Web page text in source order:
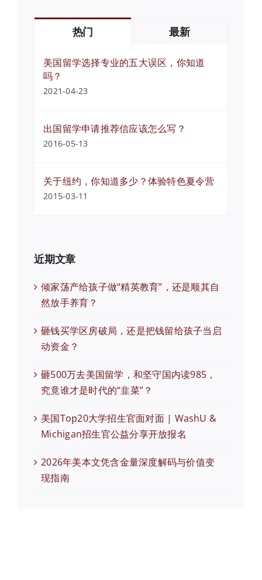
热门 最新
美国留学选择专业的五大误区，你知道
吗？
2021-04-23
出国留学申请推荐信应该怎么写？
2016-05-13
关于纽约，你知道多少？体验特色夏令营
2015-03-11
近期文章
倾家荡产给孩子做“精英教育”，还是顺其自
然放手养育？
砸钱买学区房破局，还是把钱留给孩子当启
动资金？
砸500万去美国留学，和坚守国内读985，
究竟谁才是时代的“韭菜”？
美国Top20大学招生官面对面 | WashU &
Michigan招生官公益分享开放报名
2026年美本文凭含金量深度解码与价值变
现指南